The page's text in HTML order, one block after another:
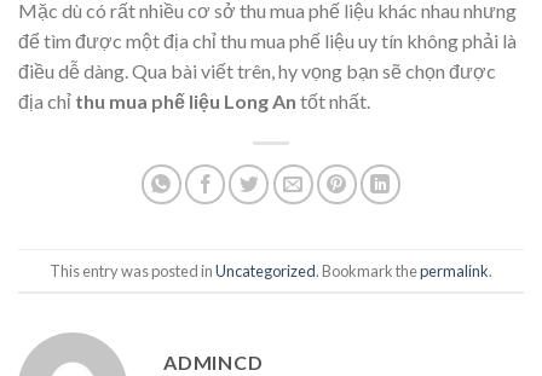
Mặc dù có rất nhiều cơ sở thu mua phế liệu khác nhau nhưng
để tìm được một địa chỉ thu mua phế liệu uy tín không phải là
điều dễ dàng. Qua bài viết trên, hy vọng bạn sẽ chọn được
địa chỉ thu mua phế liệu Long An tốt nhất.
This entry was posted inUncategorized. Bookmark thepermalink.
ADMINCD